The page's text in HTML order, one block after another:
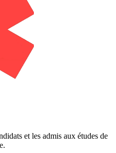
et les admis aux études de